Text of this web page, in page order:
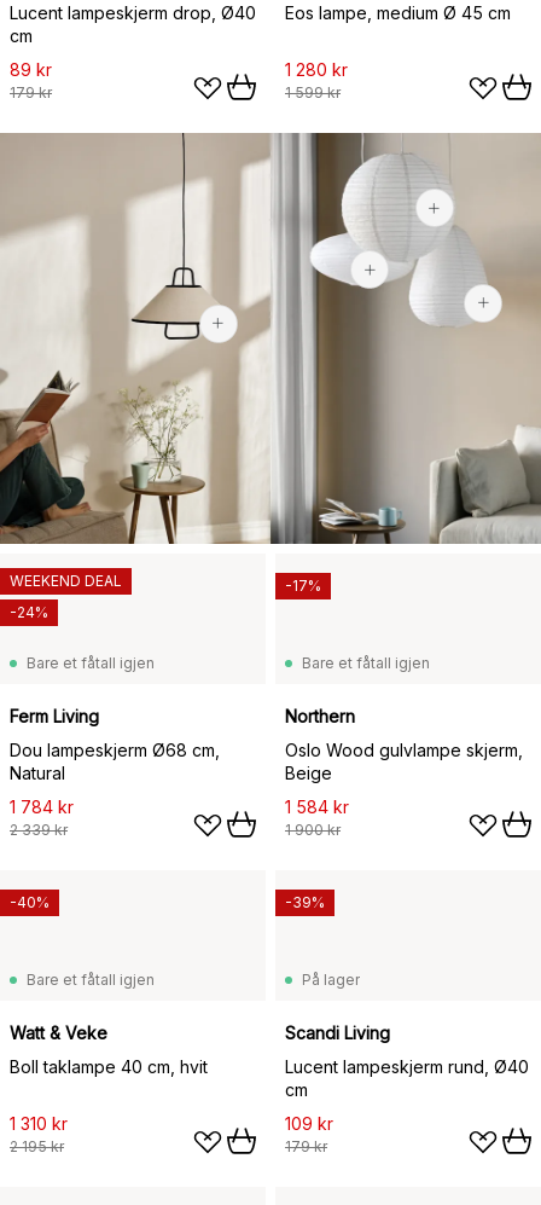
Lucent lampeskjerm drop, Ø40
cm
89 kr
179 kr
Eos lampe, medium Ø 45 cm
1 280 kr
1 599 kr
229 kr
1 123 kr
Bare et fåtall igjen
Ferm Living
Dou lampeskjerm Ø68 cm,
Natural
1 784 kr
2 339 kr
WEEKEND DEAL
-24%
Bare et fåtall igjen
Northern
Oslo Wood gulvlampe skjerm,
Beige
1 584 kr
1 900 kr
-17%
Bare et fåtall igjen
Watt & Veke
Boll taklampe 40 cm, hvit
1 310 kr
2 195 kr
-40%
På lager
Scandi Living
Lucent lampeskjerm rund, Ø40
cm
109 kr
179 kr
-39%